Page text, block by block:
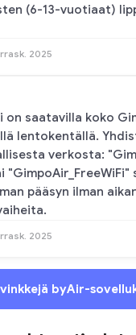
(6-13-vuotiaat)
2025
on saatavilla koko
lentokentällä.
verkosta:
"GimpoAir_FreeWiFi"
pääsyn ilman
2025
byAir-